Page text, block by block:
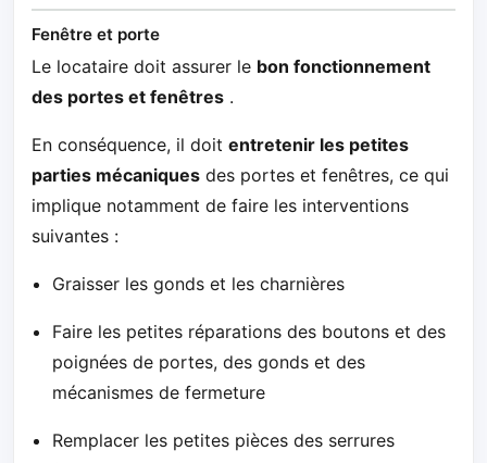
Fenêtre et porte
Le locataire doit assurer le bon fonctionnement
des portes et fenêtres .
En conséquence, il doit entretenir les petites
parties mécaniques des portes et fenêtres, ce qui
implique notamment de faire les interventions
suivantes :
Graisser les gonds et les charnières
Faire les petites réparations des boutons et des
poignées de portes, des gonds et des
mécanismes de fermeture
Remplacer les petites pièces des serrures